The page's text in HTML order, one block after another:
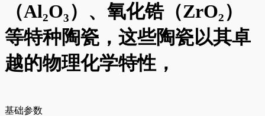
（Al₂O₃）、氧化锆（ZrO₂）
等特种陶瓷，这些陶瓷以其卓
越的物理化学特性，
基础参数